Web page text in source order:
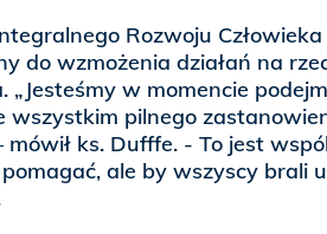
Rozwoju
do wzmożenia działań na
„Jesteśmy w momencie
wszystkim pilnego
ks. Dufffe. - To jest
ale by wszyscy brali